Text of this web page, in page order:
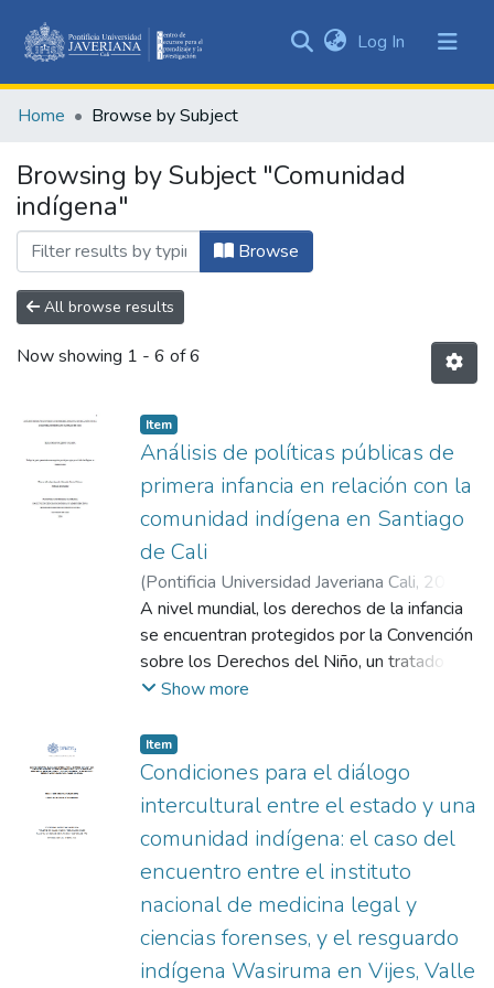
&
All of DSpace
Log In (current)
Home Browse by Subject
Browsing by Subject "Comunidad
indígena"
Browse
All browse results
Now showing 1 - 6 of 6
Item
Análisis de políticas públicas de
primera infancia en relación con la
comunidad indígena en Santiago
de Cali
(Pontificia Universidad Javeriana Cali, 2024
Lemos Cañadas, Irina Johanna ;Gaviria
Collazos, Alexander
A nivel mundial, los derechos de la infancia
se encuentran protegidos por la Convención
sobre los Derechos del Niño, un tratado
internacional suscrito en 1989. Este
en materia de supervivencia, salud y
educación infantil. En Colombia, la
Constitución Política también reconoce y
garantiza estos derechos, posicionando al
país como un Estado Social de Derecho. En
este contexto, la Política Pública Inclusiva
de Primera Infancia, Infancia y Adolescencia
cobra especial relevancia. Su objetivo
principal es brindar atención integral a las
madres gestantes y niños menores de cinco
Show more
Item
Condiciones para el diálogo
intercultural entre el estado y una
comunidad indígena: el caso del
encuentro entre el instituto
nacional de medicina legal y
ciencias forenses, y el resguardo
indígena Wasiruma en Vijes, Valle